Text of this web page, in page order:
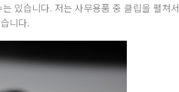
있습니다. 저는 사무용품 중 클립을 펼쳐서
니다.